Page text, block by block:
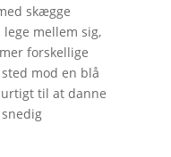
skægge
lege mellem sig,
forskellige
mod en blå
til at danne